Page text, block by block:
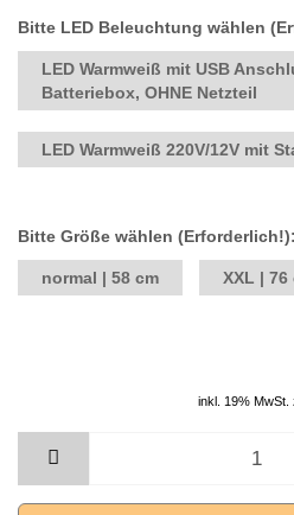
Bitte LED Beleuchtung wählen
LED Warmweiß mit USB
Batteriebox, OHNE Netzteil
LED Warmweiß 220V/12V mit
Bitte Größe wählen (Erforderlich!):
normal | 58 cm XXL | 76
inkl. 19% MwSt.